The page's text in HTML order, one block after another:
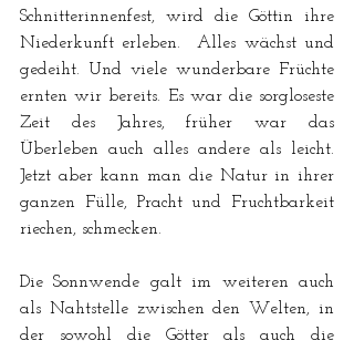
Schnitterinnenfest, wird die Göttin ihre
Niederkunft erleben.  Alles wächst und
gedeiht. Und viele wunderbare Früchte
ernten wir bereits. Es war die sorgloseste
Zeit des Jahres, früher war das
Überleben auch alles andere als leicht.
Jetzt aber kann man die Natur in ihrer
ganzen Fülle, Pracht und Fruchtbarkeit
riechen, schmecken.
Die Sonnwende galt im weiteren auch
als Nahtstelle zwischen den Welten, in
der sowohl die Götter als auch die